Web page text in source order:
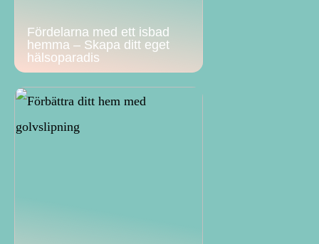
Fördelarna med ett isbad
hemma – Skapa ditt eget
hälsoparadis